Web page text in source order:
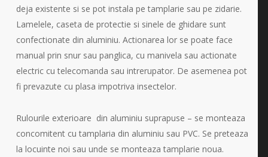
deja existente si se pot instala pe tamplarie sau pe zidarie.
Lamelele, caseta de protectie si sinele de ghidare sunt
confectionate din aluminiu. Actionarea lor se poate face
manual prin snur sau panglica, cu manivela sau actionate
electric cu telecomanda sau intrerupator. De asemenea pot
fi prevazute cu plasa impotriva insectelor.
Rulourile exterioare din aluminiu suprapuse – se monteaza
concomitent cu tamplaria din aluminiu sau PVC. Se preteaza
la locuinte noi sau unde se monteaza tamplarie noua.